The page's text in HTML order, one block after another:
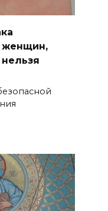
женщин,